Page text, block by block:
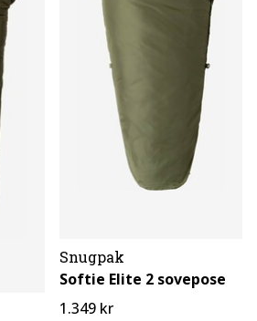
Snugpak
Softie Elite 2 sovepose
1.349 kr